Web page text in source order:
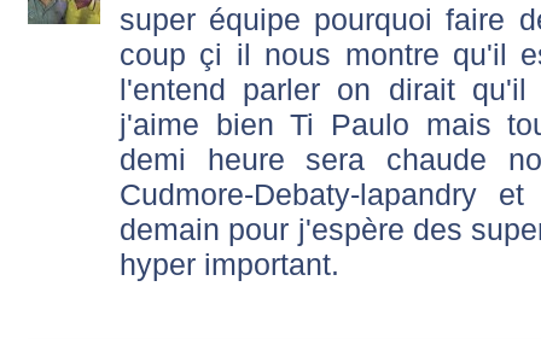
super équipe pourquoi faire
coup çi il nous montre qu'il
l'entend parler on dirait
j'aime bien Ti Paulo mais
demi heure sera chaude
Cudmore-Debaty-lapandry
demain pour j'espère des
hyper important.